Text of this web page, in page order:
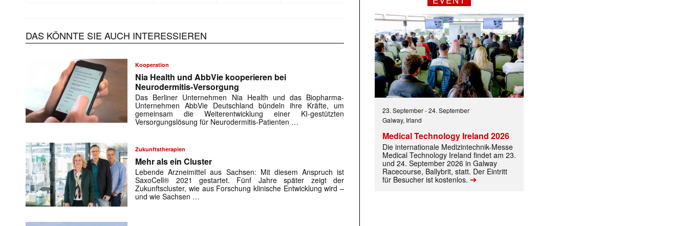
DAS KÖNNTE SIE AUCH INTERESSIEREN
Kooperation
Nia Health und AbbVie kooperieren bei
Neurodermitis-Versorgung
Das Berliner Unternehmen Nia Health und das Biopharma-
Unternehmen AbbVie Deutschland bündeln ihre Kräfte, um
gemeinsam die Weiterentwicklung einer KI-gestützten
Versorgungslösung für Neurodermitis-Patienten …
Zukunftstherapien
Mehr als ein Cluster
Lebende Arzneimittel aus Sachsen: Mit ­diesem Anspruch ist
SaxoCell® 2021 gestartet. Fünf Jahre später zeigt der
Zukunftscluster, wie aus Forschung klinische Entwicklung wird –
und wie Sachsen …
23. September-24. September
Galway, Irland
Medical Technology Ireland 2026
Die internationale Medizintechnik-Messe
Medical Technology Ireland findet am 23.
und 24. September 2026 in Galway
Racecourse, Ballybrit, statt. Der Eintritt
für Besucher ist kostenlos. ➔